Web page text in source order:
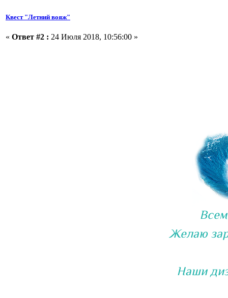
Квест "Летний вояж"
« Ответ #2 : 24 Июля 2018, 10:56:00 »
Желаю
Наши